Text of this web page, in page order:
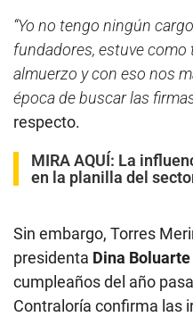
“Yo no tengo ningún
fundadores, estuve como
almuerzo y con eso nos
época de buscar las
respecto.
MIRA AQUÍ: La
en la planilla del
Sin embargo, Torres
presidenta Dina Boluarte
cumpleaños del año
Contraloría confirma las